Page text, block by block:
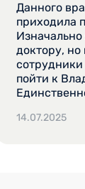
Данного
приходила по поводу анализов ФГДС.
Изначально
доктору, но
пойти к
так как
14.07.2025